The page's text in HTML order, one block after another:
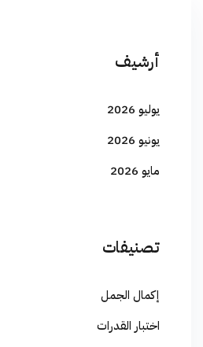
أرشيف
يوليو 2026
يونيو 2026
مايو 2026
تصنيفات
إكمال الجمل
اختبار القدرات